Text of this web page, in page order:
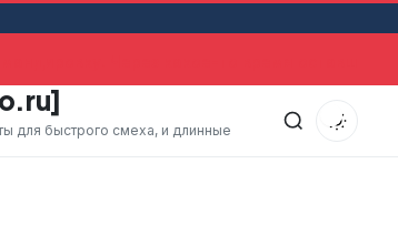
для быстрого смеха, и длинные